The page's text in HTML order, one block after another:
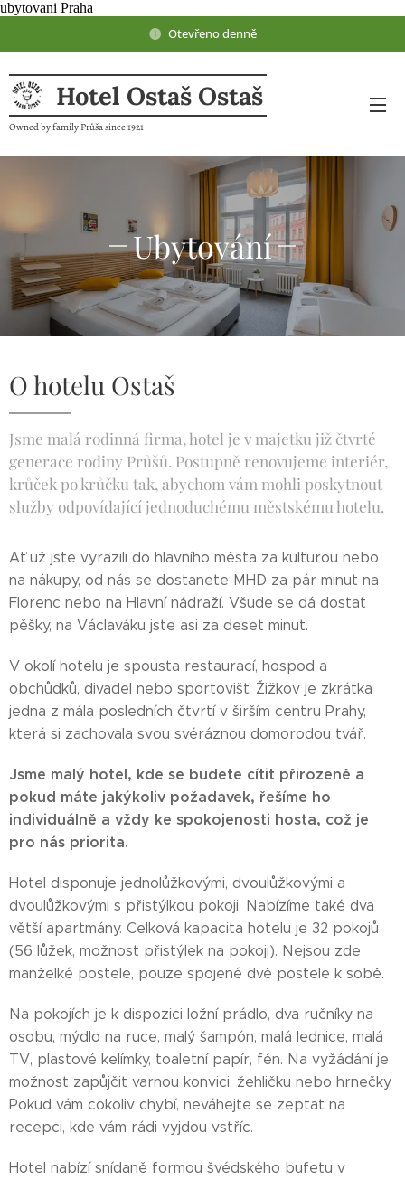
ubytovani Praha
Otevřeno denně
Hotel Ostaš Ostaš
Owned by family Průša since 1921
Ubytování
O hotelu Ostaš
Jsme malá rodinná firma, hotel je v majetku již čtvrté
generace rodiny Průšů. Postupně renovujeme interiér,
krůček po krůčku tak, abychom vám mohli poskytnout
služby odpovídající jednoduchému městskému hotelu.
Ať už jste vyrazili do hlavního města za kulturou nebo
na nákupy, od nás se dostanete MHD za pár minut na
Florenc nebo na Hlavní nádraží. Všude se dá dostat
pěšky, na Václaváku jste asi za deset minut.
V okolí hotelu je spousta restaurací, hospod a
obchůdků, divadel nebo sportovišť. Žižkov je zkrátka
jedna z mála posledních čtvrtí v širším centru Prahy,
která si zachovala svou svéráznou domorodou tvář.
Jsme malý hotel, kde se budete cítit přirozeně a
pokud máte jakýkoliv požadavek, řešíme ho
individuálně a vždy ke spokojenosti hosta, což je
pro nás priorita.
Hotel disponuje jednolůžkovými, dvoulůžkovými a
dvoulůžkovými s přistýlkou pokoji. Nabízíme také dva
větší apartmány. Celková kapacita hotelu je 32 pokojů
(56 lůžek, možnost přistýlek na pokoji). Nejsou zde
manželké postele, pouze spojené dvě postele k sobě.
Na pokojích je k dispozici ložní prádlo, dva ručníky na
osobu, mýdlo na ruce, malý šampón, malá lednice, malá
TV, plastové kelímky, toaletní papír, fén. Na vyžádání je
možnost zapůjčit varnou konvici, žehličku nebo hrnečky.
Pokud vám cokoliv chybí, neváhejte se zeptat na
recepci, kde vám rádi vyjdou vstříc.
Hotel nabízí snídaně formou švédského bufetu v